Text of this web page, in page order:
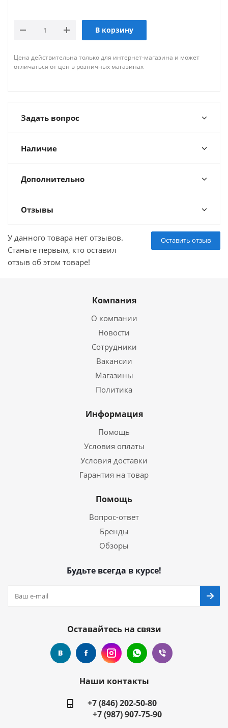
В корзину
Цена действительна только для интернет-магазина и может
отличаться от цен в розничных магазинах
Задать вопрос
Наличие
Дополнительно
Отзывы
Оставить отзыв
У данного товара нет отзывов.
Станьте первым, кто оставил
отзыв об этом товаре!
Компания
О компании
Новости
Сотрудники
Вакансии
Магазины
Политика
Информация
Помощь
Условия оплаты
Условия доставки
Гарантия на товар
Помощь
Вопрос-ответ
Бренды
Обзоры
Будьте всегда в курсе!
Оставайтесь на связи
Наши контакты
+7 (846) 202-50-80
+7 (987) 907-75-90